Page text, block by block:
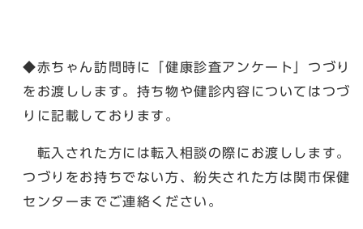
◆赤ちゃん訪問時に「健康診査アンケート」つづり
をお渡しします。持ち物や健診内容についてはつづ
りに記載しております。
転入された方には転入相談の際にお渡しします。
つづりをお持ちでない方、紛失された方は関市保健
センターまでご連絡ください。